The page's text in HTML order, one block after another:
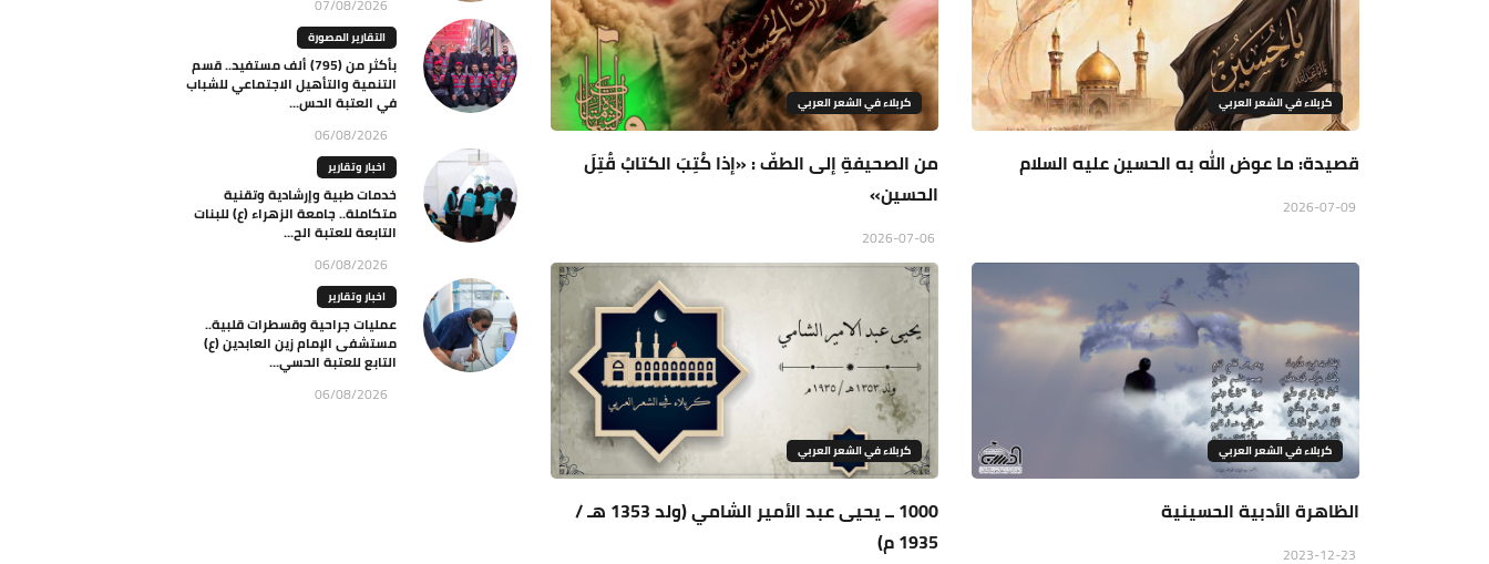
كربلاء في الشعر العربي
قصيدة: ما عوض الله به الحسين عليه السلام
كربلاء في الشعر العربي
من الصحيفةِ إلى الطفّ : «إذا كُتِبَ الكتابُ قُتِلَ
الحسين»
كربلاء في الشعر العربي
الظاهرة الأدبية الحسينية
كربلاء في الشعر العربي
1000 ــ يحيى عبد الأمير الشامي (ولد 1353 هـ /
1935 م)
التقارير المصورة
بأكثر من (795) ألف مستفيد.. قسم
التنمية والتأهيل الاجتماعي للشباب
في العتبة الحس...
06/08/2026
اخبار وتقارير
خدمات طبية وإرشادية وتقنية
متكاملة.. جامعة الزهراء (ع) للبنات
التابعة للعتبة الح...
06/08/2026
اخبار وتقارير
عمليات جراحية وقسطرات قلبية..
مستشفى الإمام زين العابدين (ع)
التابع للعتبة الحسي...
06/08/2026